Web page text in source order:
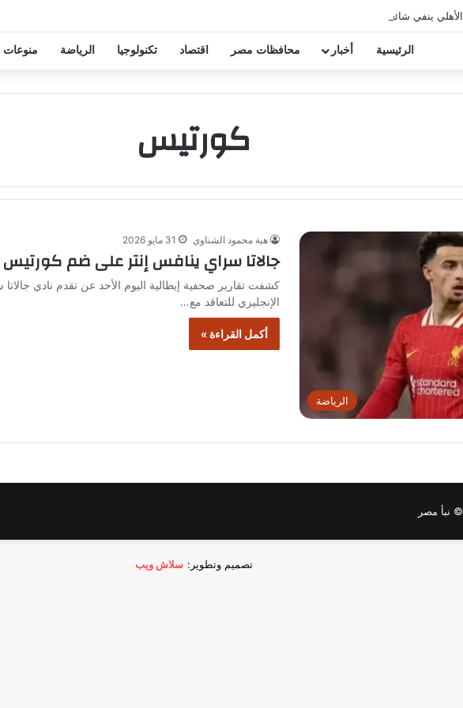
الأهلي ينفي شائعات تخفيض عقود زيزو والشناوي
الرئيسية أخبار محافظات مصر اقتصاد تكنولوجيا الرياضة منوعات
كورتيس
الرياضة
هبة محمود الشناوي 31 مايو 2026
جالاتا سراي ينافس إنتر على ضم كورتيس
كشفت تقارير صحفية إيطالية اليوم الأحد عن تقدم نادي
الإنجليزي للتعاقد مع…
أكمل القراءة »
تصميم وتطوير: سلاش ويب